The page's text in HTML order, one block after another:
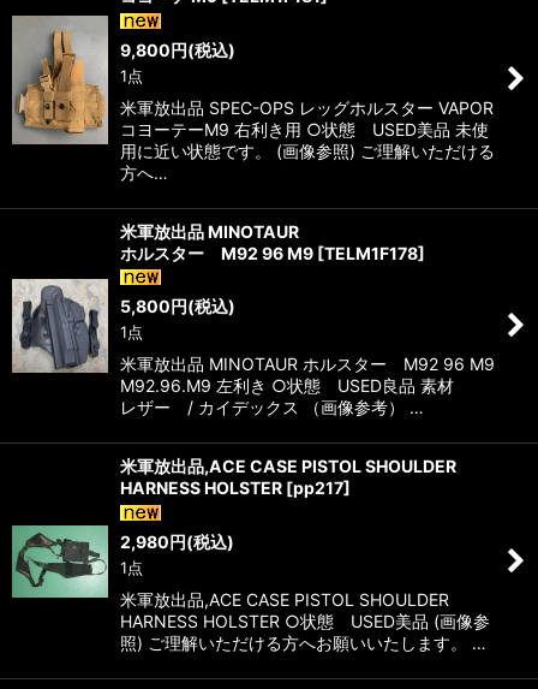
9,800円(税込)
1点
米軍放出品 SPEC-OPS レッグホルスター VAPOR
コヨーテーM9 右利き用 ○状態 USED美品 未使
用に近い状態です。 (画像参照) ご理解いただける
方へ…
米軍放出品 MINOTAUR
ホルスター M92 96 M9 [TELM1F178]
5,800 円(税込)
1点
米軍放出品 MINOTAUR ホルスター M92 96 M9
M92.96.M9 左利き ○状態 USED良品 素材
レザー / カイデックス （画像参考） …
米軍放出品,ACE CASE PISTOL SHOULDER
HARNESS HOLSTER [pp217]
2,980円(税込)
1点
米軍放出品,ACE CASE PISTOL SHOULDER
HARNESS HOLSTER ○状態 USED美品 (画像参
照) ご理解いただける方へお願いいたします。 …